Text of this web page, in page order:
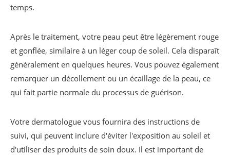
temps.
Après le traitement, votre peau peut être légèrement rouge
et gonflée, similaire à un léger coup de soleil. Cela disparaît
généralement en quelques heures. Vous pouvez également
remarquer un décollement ou un écaillage de la peau, ce
qui fait partie normale du processus de guérison.
Votre dermatologue vous fournira des instructions de
suivi, qui peuvent inclure d'éviter l'exposition au soleil et
d'utiliser des produits de soin doux. Il est important de